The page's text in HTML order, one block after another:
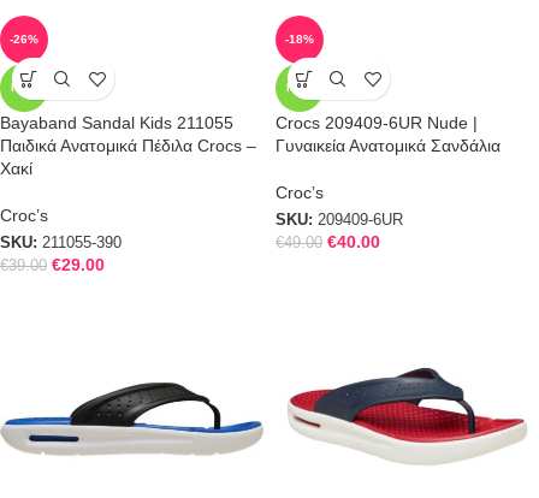
-26%
NEW
Bayaband Sandal Kids 211055
Παιδικά Ανατομικά Πέδιλα Crocs –
Χακί
Croc’s
SKU: 211055-390
€39.00 €29.00
-18%
NEW
Crocs 209409-6UR Nude |
Γυναικεία Ανατομικά Σανδάλια
Croc’s
SKU: 209409-6UR
€49.00 €40.00